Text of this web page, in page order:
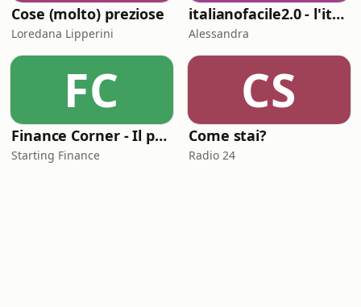
Cose (molto) preziose
Loredana Lipperini
italianofacile2.0 - l'italiano con le canzoni
Alessandra
FC
Finance Corner - Il podcast di Starting Finance
Starting Finance
CS
Come stai?
Radio 24